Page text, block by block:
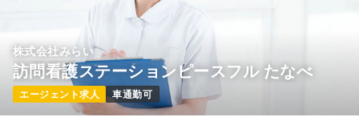
気になる
2交代（常勤） 一時募集休止
給与 お問い合わせください
株式会社みらい
訪問看護ステーションピースフル たなべ
エージェント求人 車通勤可